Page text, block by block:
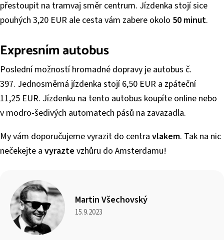
přestoupit na tramvaj směr centrum. Jízdenka stojí sice
pouhých 3,20 EUR ale cesta vám zabere okolo 50 minut.
Expresním autobus
Poslední možností hromadné dopravy je autobus č.
397. Jednosměrná jízdenka stojí 6,50 EUR a zpáteční
11,25 EUR. Jízdenku na tento autobus koupíte online nebo
v modro-šedivých automatech pásů na zavazadla.
My vám doporučujeme vyrazit do centra vlakem. Tak na nic
nečekejte a vyrazte vzhůru do Amsterdamu!
Martin Všechovský
15.9.2023